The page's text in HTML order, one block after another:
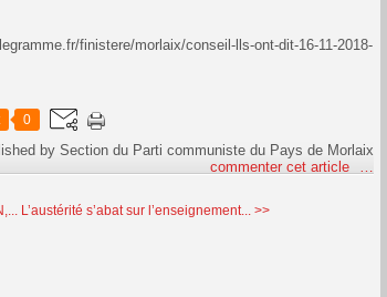
finistere/morlaix/conseil-lls-ont-dit-16-11-2018-
0
by Section du Parti communiste du Pays de Morlaix
commenter cet article
…
L’austérité s’abat sur l’enseignement... >>